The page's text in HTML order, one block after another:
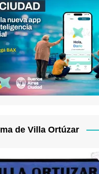
de Villa Ortúzar